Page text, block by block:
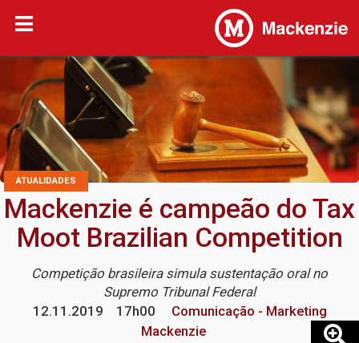
ATUALIDADES
Mackenzie é campeão do Tax
Moot Brazilian Competition
Competição brasileira simula sustentação oral no
Supremo Tribunal Federal
12.11.2019
17h00
Comunicação - Marketing
Mackenzie